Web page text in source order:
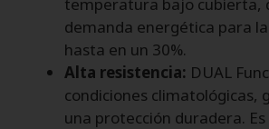
demanda energética para
hasta en un 30%.
Alta resistencia: DUAL
condiciones climatológicas,
una protección duradera.